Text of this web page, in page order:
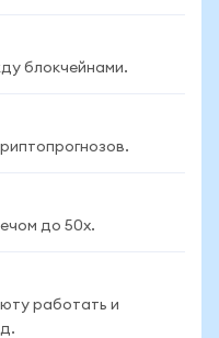
блокчейнами.
до 50x.
работать и